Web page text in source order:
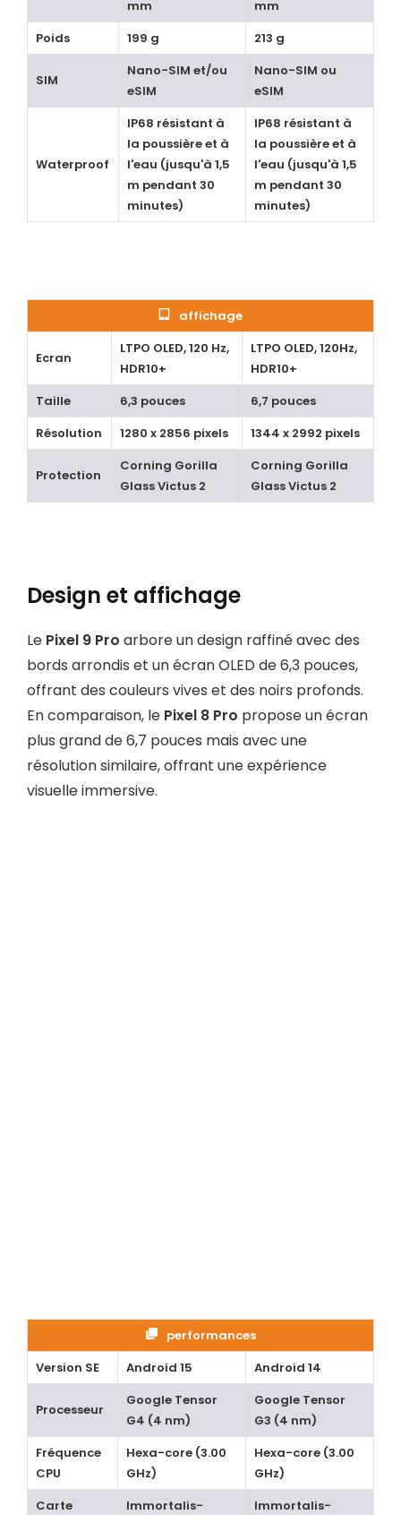
mm
mm
Poids
199 g 213 g
SIM
Nano-SIM et/ou
eSIM
Nano-SIM ou
eSIM
Waterproof
IP68 résistant à
la poussière et à
l'eau (jusqu'à 1,5
m pendant 30
minutes)
IP68 résistant à
la poussière et à
l'eau (jusqu'à 1,5
m pendant 30
minutes)
affichage
Ecran
LTPO OLED, 120 Hz,
HDR10+
LTPO OLED, 120Hz,
HDR10+
Taille
6,3 pouces
6,7 pouces
Résolution
1280 x 2856 pixels 1344 x 2992 pixels
Protection
Corning Gorilla
Glass Victus 2
Corning Gorilla
Glass Victus 2
Design et affichage
Le Pixel 9 Pro arbore un design raffiné avec des
bords arrondis et un écran OLED de 6,3 pouces,
offrant des couleurs vives et des noirs profonds.
En comparaison, le Pixel 8 Pro propose un écran
plus grand de 6,7 pouces mais avec une
résolution similaire, offrant une expérience
visuelle immersive.
performances
Version SE
Android 15 Android 14
Processeur
Google Tensor
G4 (4 nm)
Google Tensor
G3 (4 nm)
Fréquence
CPU
Hexa-core (3.00
GHz)
Hexa-core (3.00
GHz)
Carte
Immortalis-
Immortalis-